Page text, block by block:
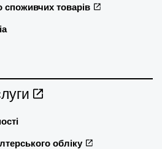
споживчих товарів
обліку